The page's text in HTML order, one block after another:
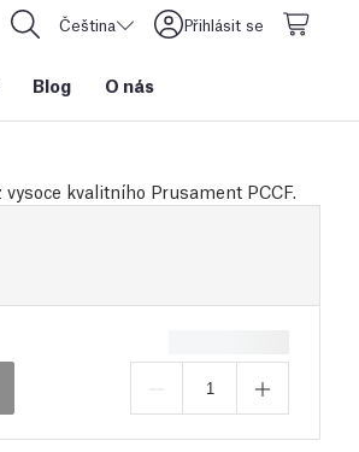
Čeština Přihlásit se
Blog O nás
kvalitního Prusament PCCF.